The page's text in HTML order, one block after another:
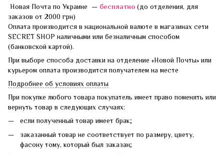
Новая Почта по Украине — бесплатно (до отделения, для
заказов от 2000 грн)
Оплата производится в национальной валюте в магазинах сети
SECRET SHOP наличными или безналичным способом
(банковской картой).
При выборе способа доставки на отделение «Новой Почты» или
курьером оплата производится получателем на месте
Подробнее об условиях оплаты
При покупке любого товара покупатель имеет право поменять или
вернуть товар в следующих случаях:
если полученный товар имеет брак;
заказанный товар не соответствует по размеру, цвету,
фасону тому, который был заказан;